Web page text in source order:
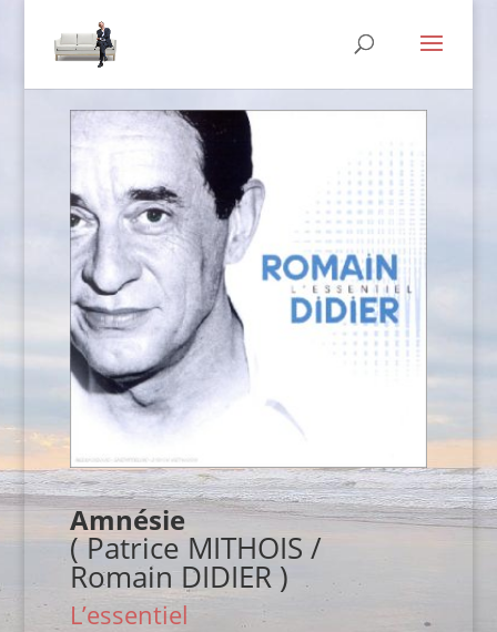
Amnésie
( Patrice MITHOIS /
Romain DIDIER )
L’essentiel